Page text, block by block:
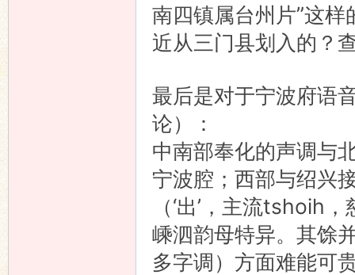
南四镇属台州片”这样
近从三门县划入的？
最后是对于宁波府语
论）：
中南部奉化的声调与
宁波腔；西部与绍兴
（‘出’，主流tshoih
嵊泗韵母特异。其馀
多字调）方面难能可